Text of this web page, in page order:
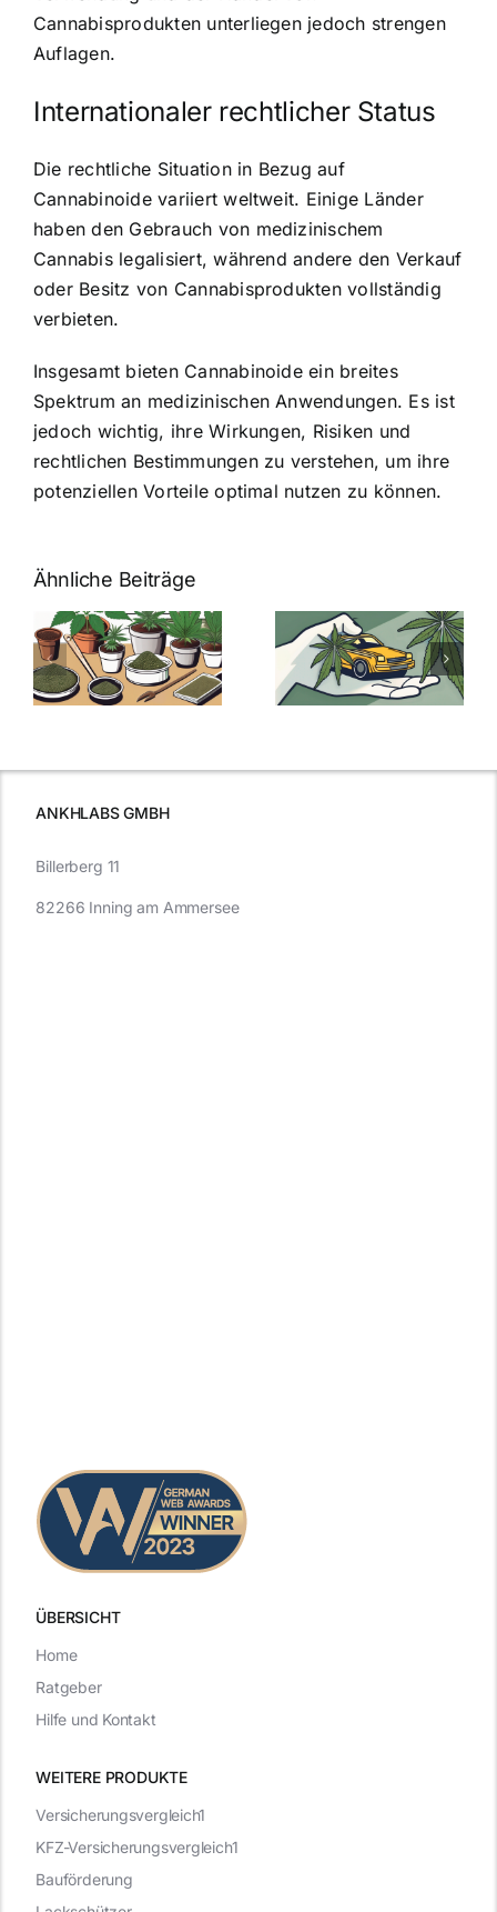
Cannabisprodukten unterliegen jedoch strengen
Auflagen.
Internationaler rechtlicher Status
Die rechtliche Situation in Bezug auf
Cannabinoide variiert weltweit. Einige Länder
haben den Gebrauch von medizinischem
Cannabis legalisiert, während andere den Verkauf
oder Besitz von Cannabisprodukten vollständig
verbieten.
Insgesamt bieten Cannabinoide ein breites
Spektrum an medizinischen Anwendungen. Es ist
jedoch wichtig, ihre Wirkungen, Risiken und
rechtlichen Bestimmungen zu verstehen, um ihre
potenziellen Vorteile optimal nutzen zu können.
Ähnliche Beiträge
Neue THC-
Grenzwert-
Regelung:
Was Sie über
Cannabis und
müssen
Cannabis
Samen
kaufen: Alles
was Sie
ANKHLABS GMBH
ÜBERSICHT
WEITERE PRODUKTE
Billerberg 11
82266 Inning am Ammersee
Versicherungsvergleich1
KFZ-Versicherungsvergleich1
Bauförderung
Home
Ratgeber
Hilfe und Kontakt